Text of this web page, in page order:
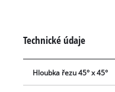
dlouhých obrobků a
třísek zaručuje čistotu na
bezpečnou přepravu je k
Technické údaje
Hloubka řezu 45° x 45°